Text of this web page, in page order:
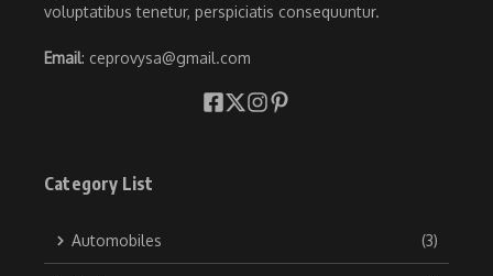
voluptatibus tenetur, perspiciatis consequuntur.
Email: ceprovysa@gmail.com
Category List
Automobiles (3)